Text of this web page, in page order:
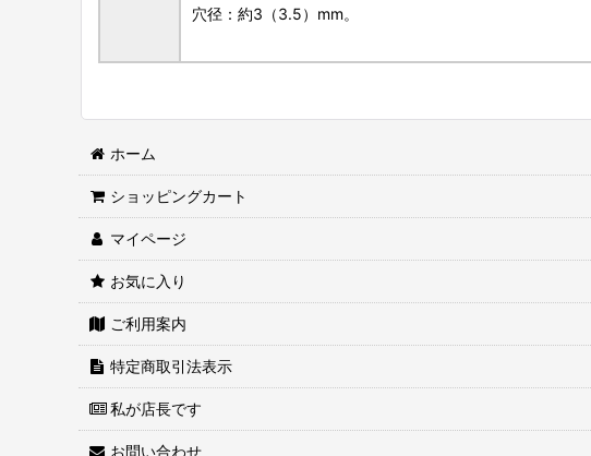
穴径：約3（3.5）mm。
ホーム
ショッピングカート
マイページ
お気に入り
ご利用案内
特定商取引法表示
私が店長です
お問い合わせ